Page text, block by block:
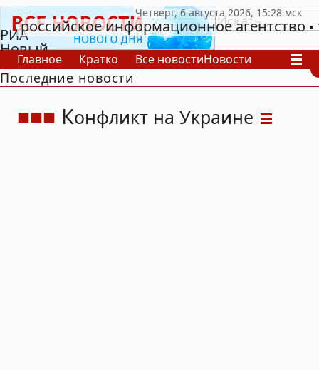
РИА
Новый
День
российское информационное агентство
Главное Кратко Все новостиНовости
В России
В мире
Последние новости
Конфликт на Украине